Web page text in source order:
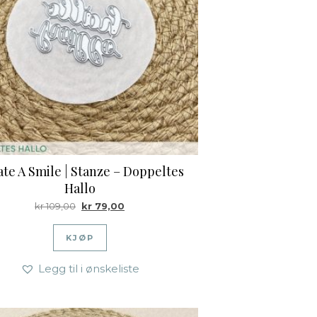
A Smile | Stanze – Doppeltes
Hallo
kr109,00 Opprinnelig pris var: kr 109,00.
kr 79,00
KJØP
Legg til i ønskeliste